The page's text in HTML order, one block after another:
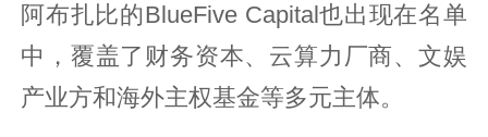
阿布扎比的BlueFive Capital也出现在名单
中，覆盖了财务资本、云算力厂商、文娱
产业方和海外主权基金等多元主体。